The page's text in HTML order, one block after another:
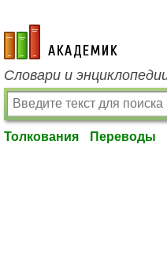
academic.ru
Словари и
Толкования Переводы